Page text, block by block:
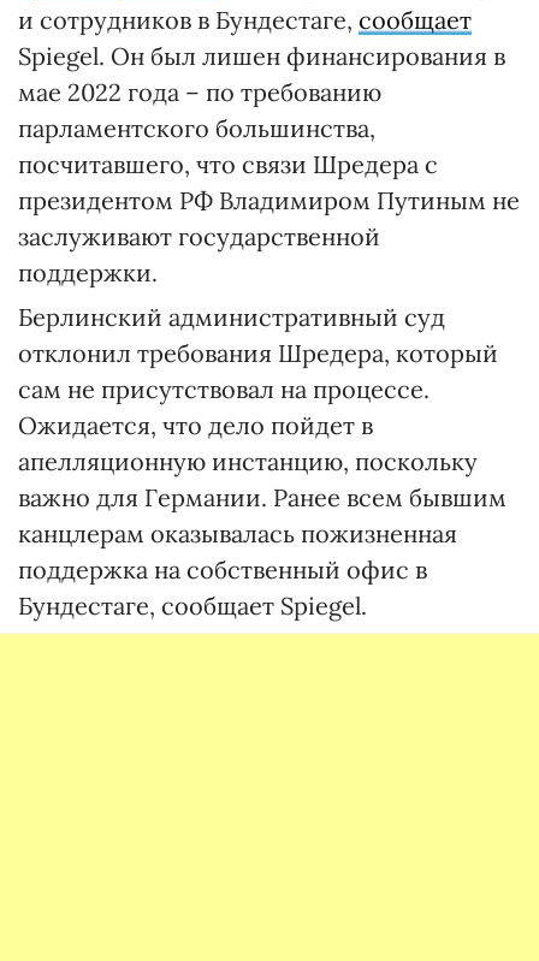
и сотрудников в Бундестаге, сообщает
Spiegel. Он был лишен финансирования в
мае 2022 года – по требованию
парламентского большинства,
посчитавшего, что связи Шредера с
президентом РФ Владимиром Путиным не
заслуживают государственной
поддержки.
Берлинский административный суд
отклонил требования Шредера, который
сам не присутствовал на процессе.
Ожидается, что дело пойдет в
апелляционную инстанцию, поскольку
важно для Германии. Ранее всем бывшим
канцлерам оказывалась пожизненная
поддержка на собственный офис в
Бундестаге, сообщает Spiegel.